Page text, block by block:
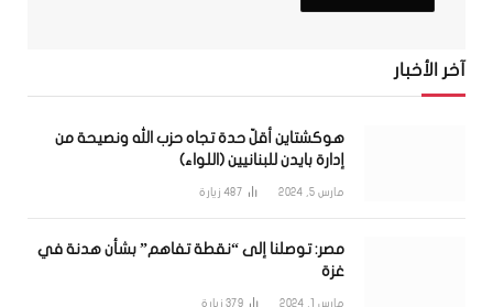
آخر الأخبار
هوكشتاين أقلّ حدة تجاه حزب الله ونصيحة من
إدارة بايدن للبنانيين (اللواء)
مارس 5, 2024 487 زيارة
مصر: توصلنا إلى “نقطة تفاهم” بشأن هدنة في
غزة
مارس 1, 2024 379 زيارة